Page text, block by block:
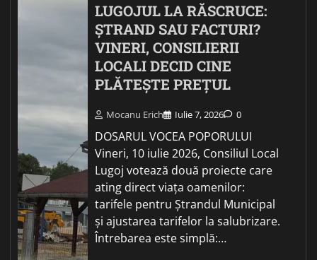
LUGOJUL LA RĂSCRUCE:
ȘTRAND SAU FACTURI?
VINERI, CONSILIERII
LOCALI DECID CINE
PLĂTEȘTE PREȚUL
Mocanu Erich Iulie 7, 2026 0
DOSARUL VOCEA POPORULUI
Vineri, 10 iulie 2026, Consiliul Local
Lugoj votează două proiecte care
ating direct viața oamenilor:
tarifele pentru Ștrandul Municipal
și ajustarea tarifelor la salubrizare.
Întrebarea este simplă:…